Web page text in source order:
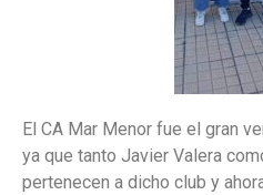
El CA Mar Menor fue el gran
ya que tanto Javier Valera
pertenecen a dicho club y